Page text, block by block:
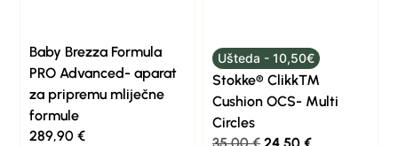
Baby Brezza Formula
PRO Advanced- aparat
za pripremu mliječne
formule
289,90€
Ušteda - 10,50€
Stokke® Clikk™
Cushion OCS- Multi
Circles